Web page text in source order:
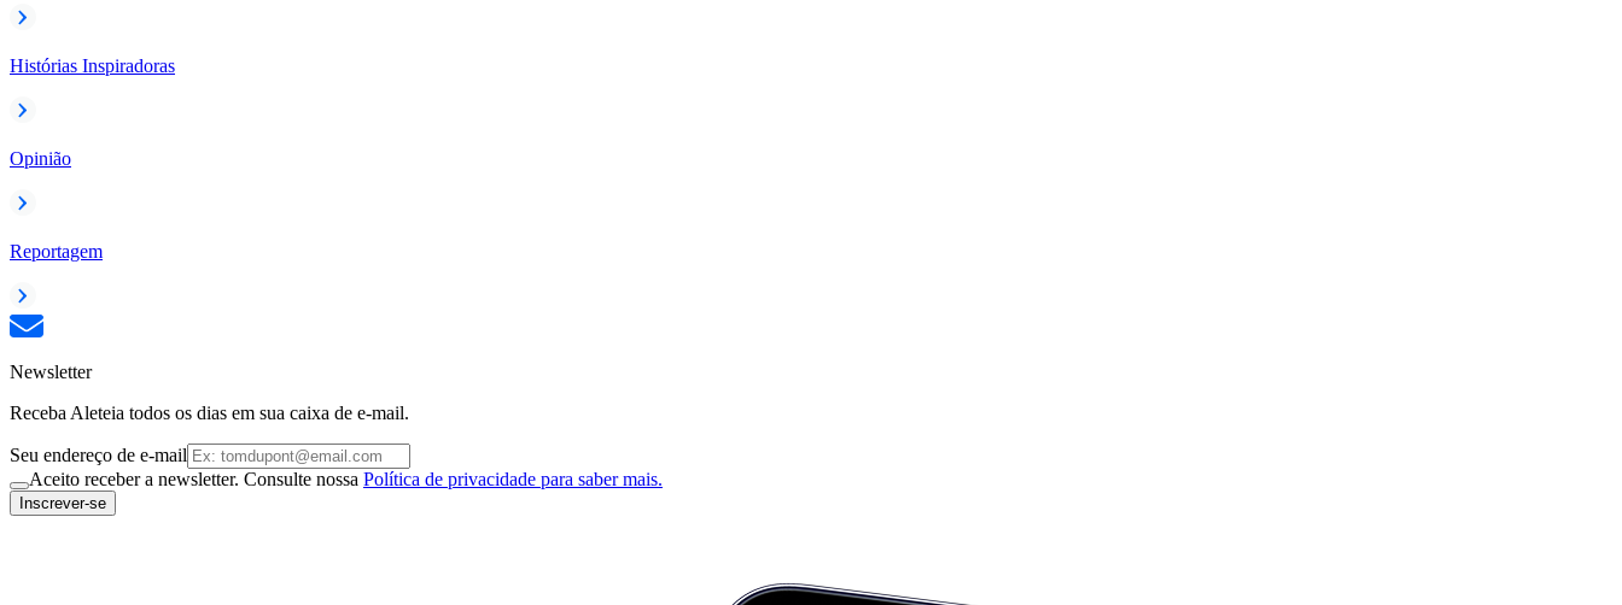
Histórias Inspiradoras
Opinião
Reportagem
Newsletter
Receba Aleteia todos os dias em sua caixa de e-mail.
Seu endereço de e-mail
Aceito receber a newsletter. Consulte nossa Política de privacidade para saber mais.
Inscrever-se